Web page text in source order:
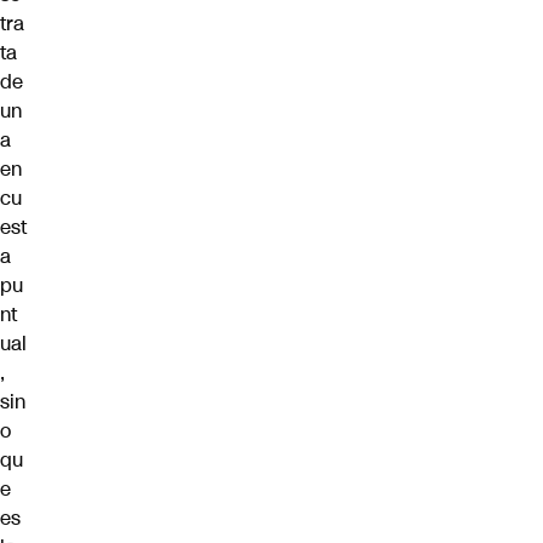
tra
ta
de
un
a
en
cu
est
a
pu
nt
ual
,
sin
o
qu
e
es